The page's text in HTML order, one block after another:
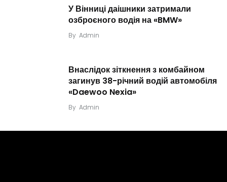
У Вінниці даішники затримали
озброєного водія на «BMW»
By Admin
Внаслідок зіткнення з комбайном
загинув 38-річний водій автомобіля
«Daewoo Nexia»
By Admin